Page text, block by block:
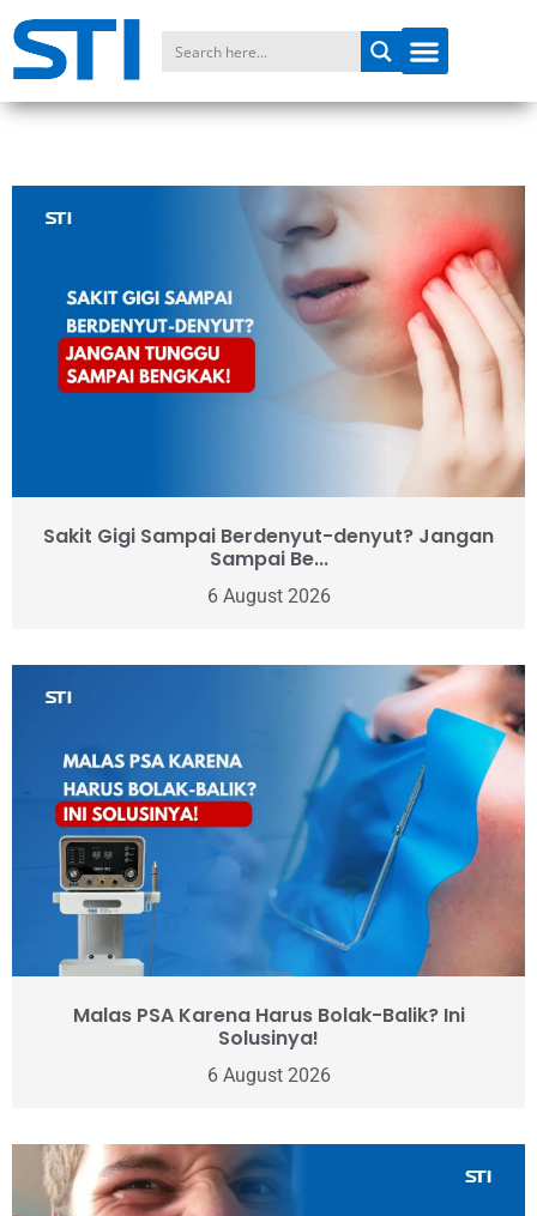
Sakit Gigi Sampai Berdenyut-denyut? Jangan
Sampai Be...
6 August 2026
Malas PSA Karena Harus Bolak-Balik? Ini
Solusinya!
6 August 2026